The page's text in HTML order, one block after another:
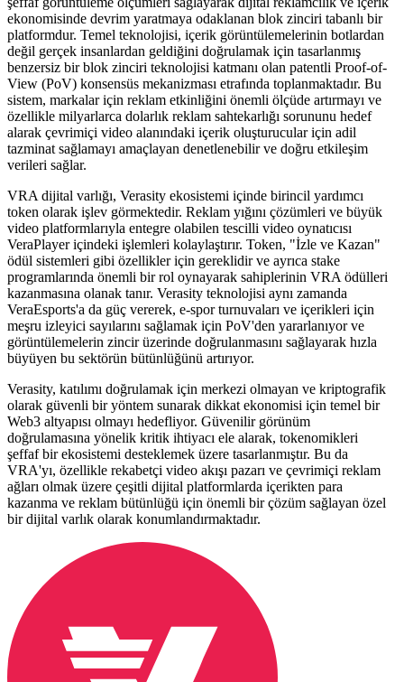
ekonomisinde devrim yaratmaya odaklanan blok zinciri tabanlı bir
platformdur. Temel teknolojisi, içerik görüntülemelerinin botlardan
değil gerçek insanlardan geldiğini doğrulamak için tasarlanmış
benzersiz bir blok zinciri teknolojisi katmanı olan patentli Proof-of-
View (PoV) konsensüs mekanizması etrafında toplanmaktadır. Bu
sistem, markalar için reklam etkinliğini önemli ölçüde artırmayı ve
özellikle milyarlarca dolarlık reklam sahtekarlığı sorununu hedef
alarak çevrimiçi video alanındaki içerik oluşturucular için adil
tazminat sağlamayı amaçlayan denetlenebilir ve doğru etkileşim
verileri sağlar.
VRA dijital varlığı, Verasity ekosistemi içinde birincil yardımcı
token olarak işlev görmektedir. Reklam yığını çözümleri ve büyük
video platformlarıyla entegre olabilen tescilli video oynatıcısı
VeraPlayer içindeki işlemleri kolaylaştırır. Token, "İzle ve Kazan"
ödül sistemleri gibi özellikler için gereklidir ve ayrıca stake
programlarında önemli bir rol oynayarak sahiplerinin VRA ödülleri
kazanmasına olanak tanır. Verasity teknolojisi aynı zamanda
VeraEsports'a da güç vererek, e-spor turnuvaları ve içerikleri için
meşru izleyici sayılarını sağlamak için PoV'den yararlanıyor ve
görüntülemelerin zincir üzerinde doğrulanmasını sağlayarak hızla
büyüyen bu sektörün bütünlüğünü artırıyor.
Verasity, katılımı doğrulamak için merkezi olmayan ve kriptografik
olarak güvenli bir yöntem sunarak dikkat ekonomisi için temel bir
Web3 altyapısı olmayı hedefliyor. Güvenilir görünüm
doğrulamasına yönelik kritik ihtiyacı ele alarak, tokenomikleri
şeffaf bir ekosistemi desteklemek üzere tasarlanmıştır. Bu da
VRA'yı, özellikle rekabetçi video akışı pazarı ve çevrimiçi reklam
ağları olmak üzere çeşitli dijital platformlarda içerikten para
kazanma ve reklam bütünlüğü için önemli bir çözüm sağlayan özel
bir dijital varlık olarak konumlandırmaktadır.